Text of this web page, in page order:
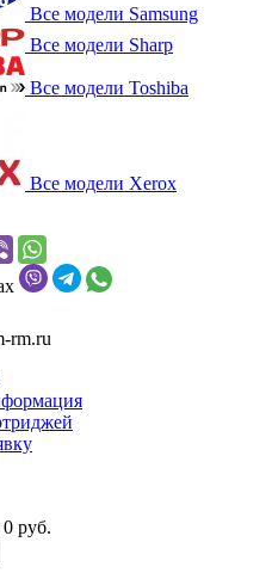
Все модели Samsung
Все модели Sharp
Все модели Toshiba
Все модели Xerox
rm.ru
0 руб.